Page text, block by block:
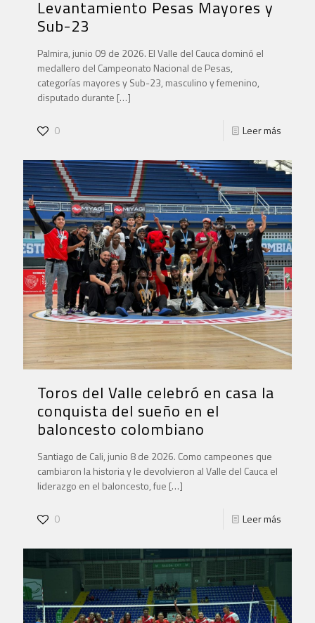
Levantamiento Pesas Mayores y
Sub-23
Palmira, junio 09 de 2026. El Valle del Cauca dominó el
medallero del Campeonato Nacional de Pesas,
categorías mayores y Sub-23, masculino y femenino,
disputado durante […]
0 Leer más
Toros del Valle celebró en casa la
conquista del sueño en el
baloncesto colombiano
Santiago de Cali, junio 8 de 2026. Como campeones que
cambiaron la historia y le devolvieron al Valle del Cauca el
liderazgo en el baloncesto, fue […]
0 Leer más